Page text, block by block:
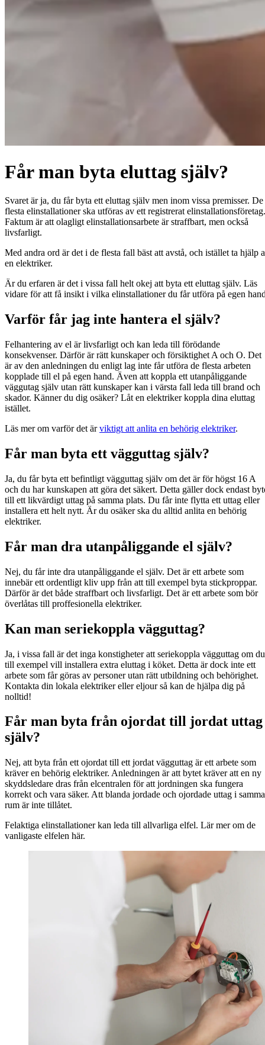
Får man byta eluttag själv?
Svaret är ja, du får byta ett eluttag själv men inom vissa premisser. De
flesta elinstallationer ska utföras av ett registrerat elinstallationsföretag.
Faktum är att olagligt elinstallationsarbete är straffbart, men också
livsfarligt.
Med andra ord är det i de flesta fall bäst att avstå, och istället ta hjälp
en elektriker.
Är du erfaren är det i vissa fall helt okej att byta ett eluttag själv. Läs
vidare för att få insikt i vilka elinstallationer du får utföra på egen
Varför får jag inte hantera el själv?
Felhantering av el är livsfarligt och kan leda till förödande
konsekvenser. Därför är rätt kunskaper och försiktighet A och O. Det
är av den anledningen du enligt lag inte får utföra de flesta arbeten
kopplade till el på egen hand. Även att koppla ett utanpåliggande
väggutag själv utan rätt kunskaper kan i värsta fall leda till brand och
skador. Känner du dig osäker? Låt en elektriker koppla dina eluttag
istället.
Läs mer om varför det ärviktigt att anlita en behörig elektriker.
Får man byta ett vägguttag själv?
Ja, du får byta ett befintligt vägguttag själv om det är för högst 16 A
och du har kunskapen att göra det säkert. Detta gäller dock endast
till ett likvärdigt uttag på samma plats. Du får inte flytta ett uttag eller
installera ett helt nytt. Är du osäker ska du alltid anlita en behörig
elektriker.
Får man dra utanpåliggande el själv?
Nej, du får inte dra utanpåliggande el själv. Det är ett arbete som
innebär ett ordentligt kliv upp från att till exempel byta stickproppar.
Därför är det både straffbart och livsfarligt. Det är ett arbete som bör
överlåtas till proffesionella elektriker.
Kan man seriekoppla vägguttag?
Ja, i vissa fall är det inga konstigheter att seriekoppla vägguttag om du
till exempel vill installera extra eluttag i köket. Detta är dock inte ett
arbete som får göras av personer utan rätt utbildning och behörighet.
Kontakta din lokala elektriker eller eljour så kan de hjälpa dig på
nolltid!
Får man byta från ojordat till jordat uttag
själv?
Nej, att byta från ett ojordat till ett jordat vägguttag är ett arbete som
kräver en behörig elektriker. Anledningen är att bytet kräver att en ny
skyddsledare dras från elcentralen för att jordningen ska fungera
korrekt och vara säker. Att blanda jordade och ojordade uttag i samma
rum är inte tillåtet.
Felaktiga elinstallationer kan leda till allvarliga elfel. Lär mer om de
vanligaste elfelen här.